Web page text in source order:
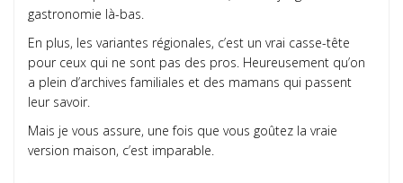
gastronomie là-bas.
En plus, les variantes régionales, c’est un vrai casse-tête
pour ceux qui ne sont pas des pros. Heureusement qu’on
a plein d’archives familiales et des mamans qui passent
leur savoir.
Mais je vous assure, une fois que vous goûtez la vraie
version maison, c’est imparable.